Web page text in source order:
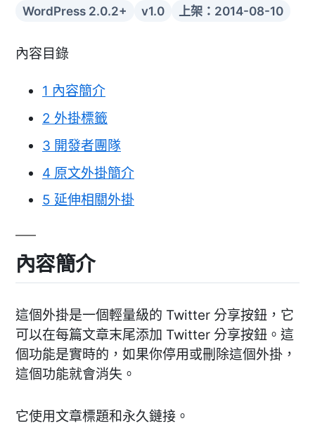
WordPress 2.0.2+ v1.0 上架：2014-08-10
內容目錄
1 內容簡介
2 外掛標籤
3 開發者團隊
4 原文外掛簡介
5 延伸相關外掛
內容簡介
這個外掛是一個輕量級的 Twitter 分享按鈕，它
可以在每篇文章末尾添加 Twitter 分享按鈕。這
個功能是實時的，如果你停用或刪除這個外掛，
這個功能就會消失。
它使用文章標題和永久鏈接。